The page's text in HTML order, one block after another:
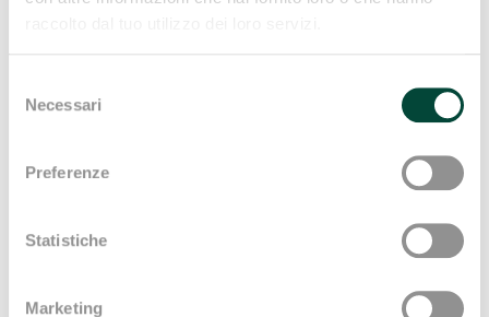
delNecessari
Preferenze
Statistiche
Marketing
l'efficienza economica.
Gestione dei rapporti con investitori e istituti
negoziare finanziamenti e curare le